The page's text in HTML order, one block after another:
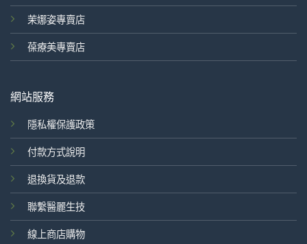
茉娜姿專賣店
葆療美專賣店
網站服務
隱私權保護政策
付款方式說明
退換貨及退款
聯繫醫麗生技
線上商店購物